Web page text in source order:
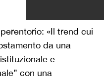
«Il trend cui
da una
e
con una